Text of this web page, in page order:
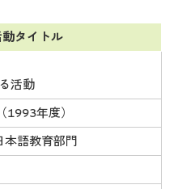
タイトル
活動
1993年度）
本語教育部門